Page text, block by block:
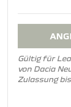
Gültig für
von Dacia
Zulassung